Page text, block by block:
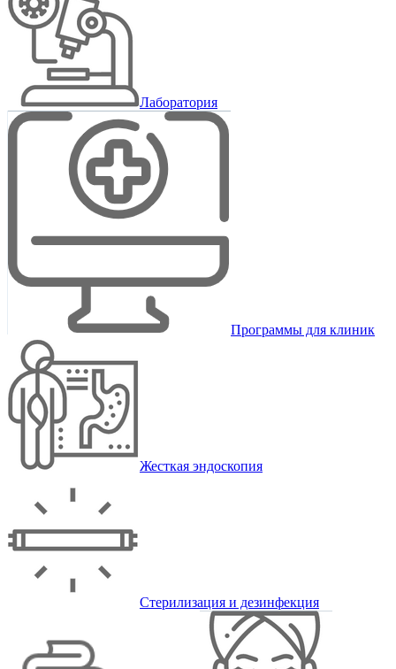
Лаборатория
Программы для клиник
Жесткая эндоскопия
Стерилизация и дезинфекция